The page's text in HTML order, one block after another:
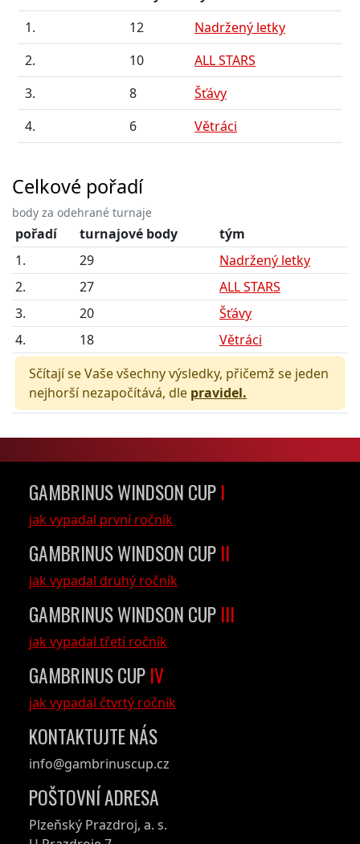
1.
12
Nadržený letky
2.
10
ALL STARS
3.
8
Šťávy
4.
6 Větráci
Celkové pořadí
body za odehrané turnaje
pořadí turnajové body
tým
1.
29
Nadržený letky
2.
27
ALL STARS
3.
20
Šťávy
4.
18
Větráci
Sčítají se Vaše všechny výsledky, přičemž se jeden
nejhorší nezapočítává, dle pravidel.
GAMBRINUS WINDSON CUP I
jak vypadal první ročník
GAMBRINUS WINDSON CUP II
jak vypadal druhý ročník
GAMBRINUS WINDSON CUP III
jak vypadal třetí ročník
GAMBRINUS CUP IV
jak vypadal čtvrtý ročník
KONTAKTUJTE NÁS
info@gambrinuscup.cz
POŠTOVNÍ ADRESA
Plzeňský Prazdroj, a. s.